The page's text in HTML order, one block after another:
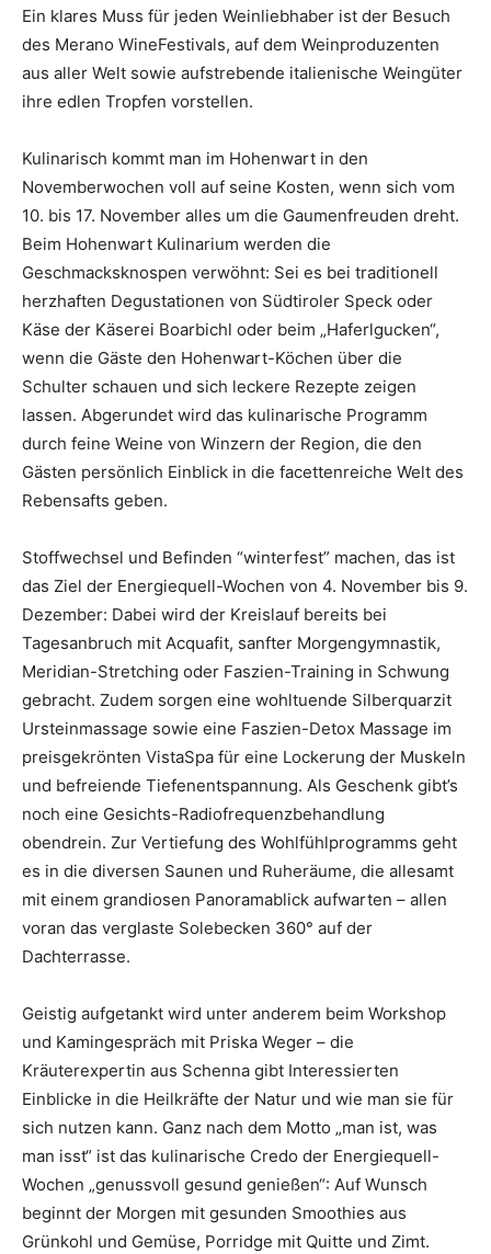
Ein klares Muss für jeden Weinliebhaber ist der Besuch
des Merano WineFestivals, auf dem Weinproduzenten
aus aller Welt sowie aufstrebende italienische Weingüter
ihre edlen Tropfen vorstellen.
Kulinarisch kommt man im Hohenwart in den
Novemberwochen voll auf seine Kosten, wenn sich vom
10. bis 17. November alles um die Gaumenfreuden dreht.
Beim Hohenwart Kulinarium werden die
Geschmacksknospen verwöhnt: Sei es bei traditionell
herzhaften Degustationen von Südtiroler Speck oder
Käse der Käserei Boarbichl oder beim „Haferlgucken“,
wenn die Gäste den Hohenwart-Köchen über die
Schulter schauen und sich leckere Rezepte zeigen
lassen. Abgerundet wird das kulinarische Programm
durch feine Weine von Winzern der Region, die den
Gästen persönlich Einblick in die facettenreiche Welt des
Rebensafts geben.
Stoffwechsel und Befinden “winterfest” machen, das ist
das Ziel der Energiequell-Wochen von 4. November bis 9.
Dezember: Dabei wird der Kreislauf bereits bei
Tagesanbruch mit Acquafit, sanfter Morgengymnastik,
Meridian-Stretching oder Faszien-Training in Schwung
gebracht. Zudem sorgen eine wohltuende Silberquarzit
Ursteinmassage sowie eine Faszien-Detox Massage im
preisgekrönten VistaSpa für eine Lockerung der Muskeln
und befreiende Tiefenentspannung. Als Geschenk gibt’s
noch eine Gesichts-Radiofrequenzbehandlung
obendrein. Zur Vertiefung des Wohlfühlprogramms geht
es in die diversen Saunen und Ruheräume, die allesamt
mit einem grandiosen Panoramablick aufwarten – allen
voran das verglaste Solebecken 360° auf der
Dachterrasse.
Geistig aufgetankt wird unter anderem beim Workshop
und Kamingespräch mit Priska Weger – die
Kräuterexpertin aus Schenna gibt Interessierten
Einblicke in die Heilkräfte der Natur und wie man sie für
sich nutzen kann. Ganz nach dem Motto „man ist, was
man isst“ ist das kulinarische Credo der Energiequell-
Wochen „genussvoll gesund genießen“: Auf Wunsch
beginnt der Morgen mit gesunden Smoothies aus
Grünkohl und Gemüse, Porridge mit Quitte und Zimt.